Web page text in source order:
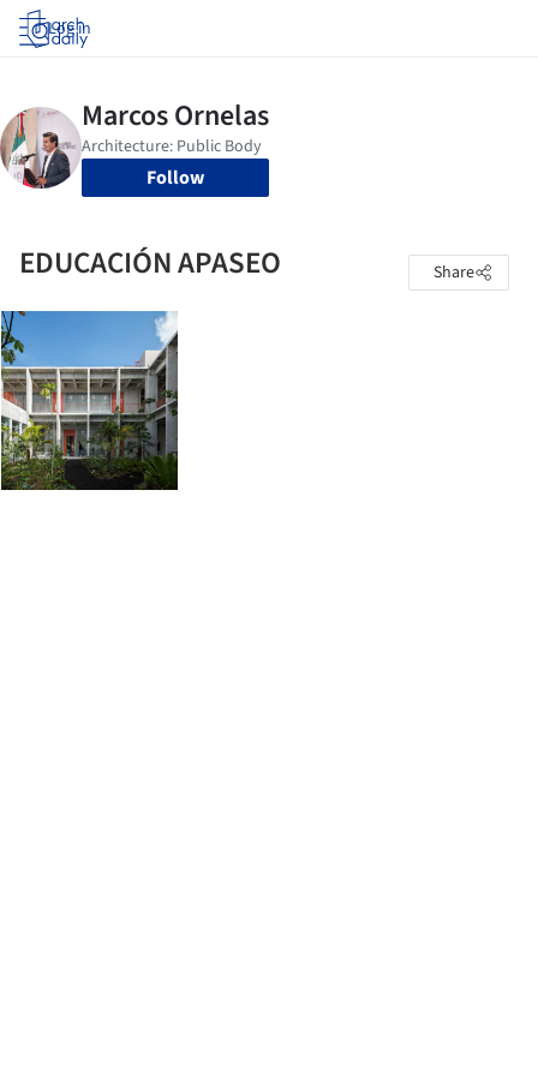
Log in
Follow
EDUCACIÓN APASEO Share